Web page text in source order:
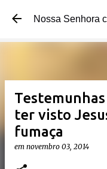
Pular
Nossa Senhora
ter visto
fumaça
em novembro 03, 2014